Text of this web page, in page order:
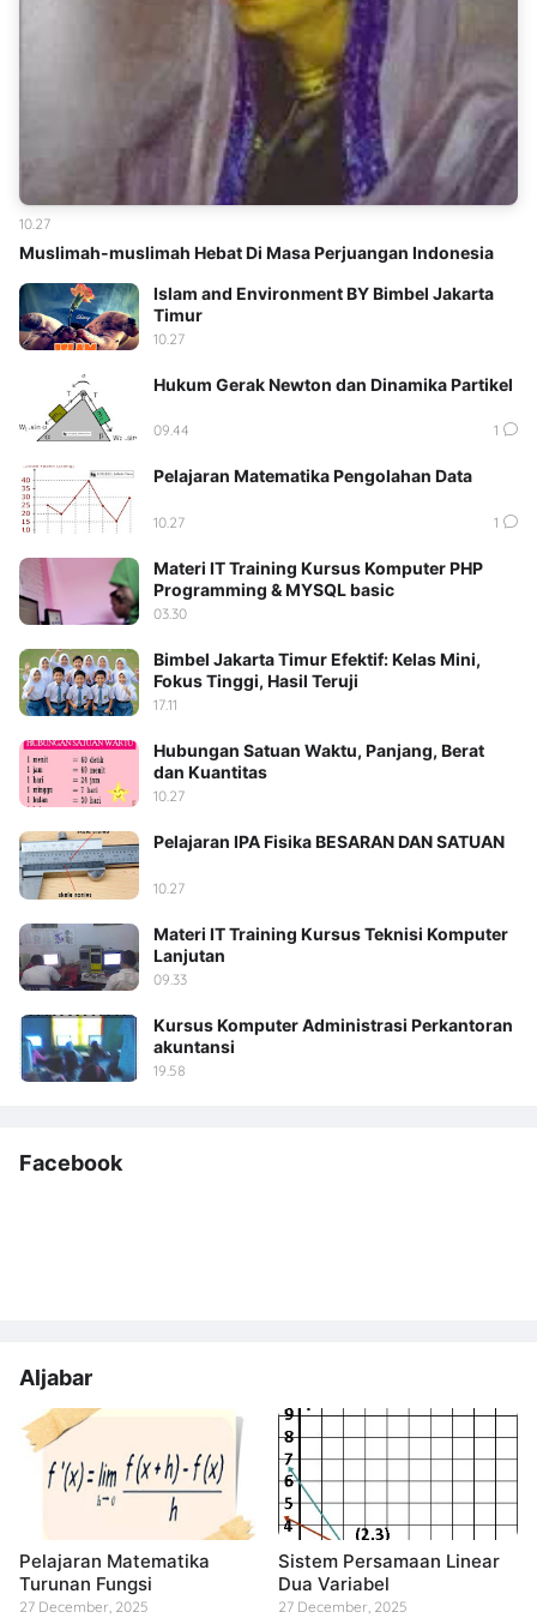
Muslimah-muslimah Hebat Di Masa Perjuangan Indonesia
10.27
Islam and Environment BY Bimbel Jakarta
Timur
10.27
Hukum Gerak Newton dan Dinamika Partikel
09.44 1
Pelajaran Matematika Pengolahan Data
10.27 1
Materi IT Training Kursus Komputer PHP
Programming & MYSQL basic
03.30
Bimbel Jakarta Timur Efektif: Kelas Mini,
Fokus Tinggi, Hasil Teruji
17.11
Hubungan Satuan Waktu, Panjang, Berat
dan Kuantitas
10.27
Pelajaran IPA Fisika BESARAN DAN SATUAN
10.27
Materi IT Training Kursus Teknisi Komputer
Lanjutan
09.33
Kursus Komputer Administrasi Perkantoran
akuntansi
19.58
Facebook
Aljabar
Pelajaran Matematika
Turunan Fungsi
27 December, 2025
Sistem Persamaan Linear
Dua Variabel
27 December, 2025